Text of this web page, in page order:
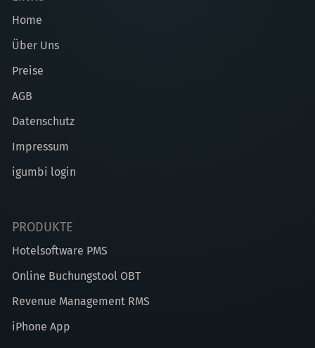
Home
Über Uns
Preise
AGB
Datenschutz
Impressum
igumbi login
PRODUKTE
Hotelsoftware PMS
Online Buchungstool OBT
Revenue Management RMS
iPhone App